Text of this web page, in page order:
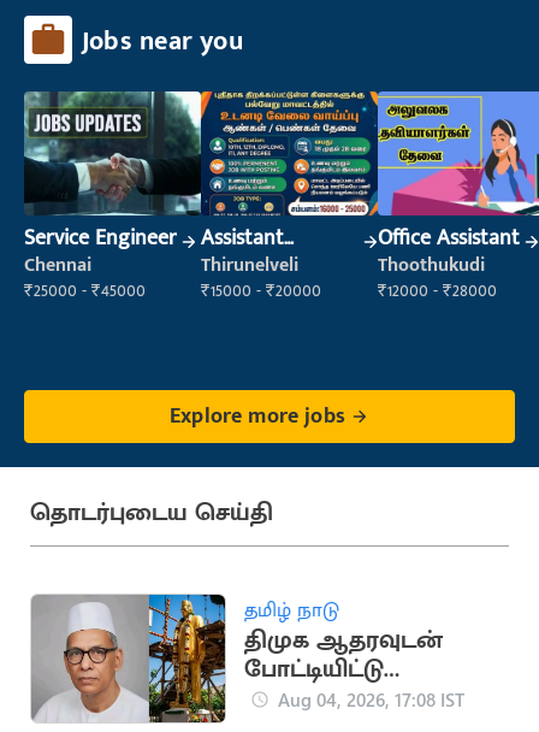
Jobs near you
Service Engineer
Chennai
₹25000 - ₹45000
Assistant
Manager
Thirunelveli
₹15000 - ₹20000
Office Assistant
Thoothukudi
₹12000 - ₹28000
Explore more jobs
தொடர்புடைய செய்தி
தமிழ் நாடு
திமுக ஆதரவுடன்
போட்டியிட்டு
காங்கிரசுடன்
Aug 04, 2026, 17:08 IST